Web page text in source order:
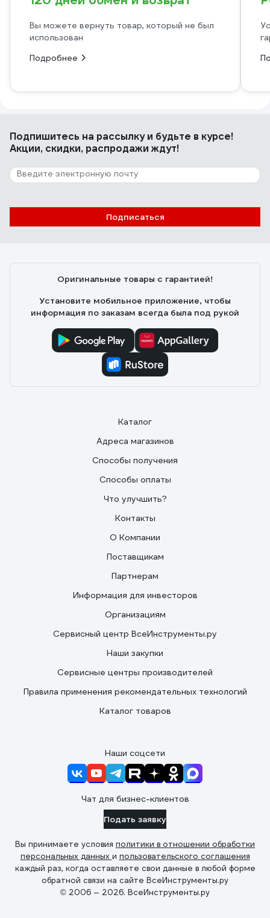
Вы можете вернуть товар, который не был
использован
Подробнее
Подпишитесь на рассылкуи будьте в курсе!
Акции, скидки, распродажи ждут!
Подписаться
Оригинальные товары с гарантией!
Установите мобильное приложение, чтобы
информация по заказам всегда была под рукой
Каталог
Адреса магазинов
Способы получения
Способы оплаты
Что улучшить?
Контакты
О Компании
Поставщикам
Партнерам
Информация для инвесторов
Организациям
Сервисный центр ВсеИнструменты.ру
Наши закупки
Сервисные центры производителей
Правила применения рекомендательных технологий
Каталог товаров
Наши соцсети
Чат для бизнес-клиентов
Подать заявку
Вы принимаете условия политики в отношении обработки
персональных данных и пользовательского соглашения
каждый раз, когда оставляете свои данные в любой форме
обратной связи на сайте ВсеИнструменты.ру
© 2006 — 2026. ВсеИнструменты.ру